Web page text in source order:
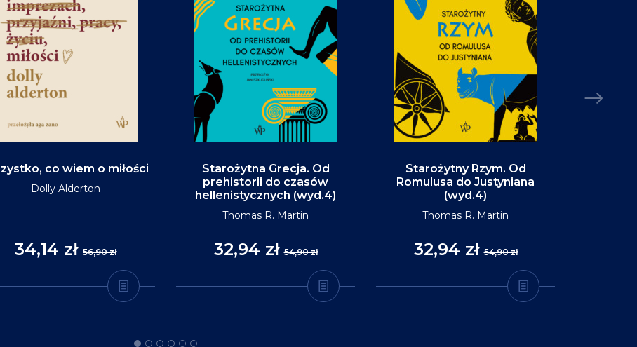
co wiem o miłości
Dolly Alderton
34,14 zł 56,90 zł
Starożytna Grecja. Od
prehistorii do czasów
hellenistycznych (wyd.4)
Thomas R. Martin
32,94 zł54,90 zł
Starożytny Rzym. Od
Romulusa do Justyniana
(wyd.4)
Thomas R. Martin
32,94 zł54,90 zł